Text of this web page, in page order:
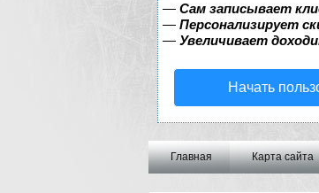
— Сам записывает
— Персонализирует
— Увеличивает
Начать
Главная Карта сайта